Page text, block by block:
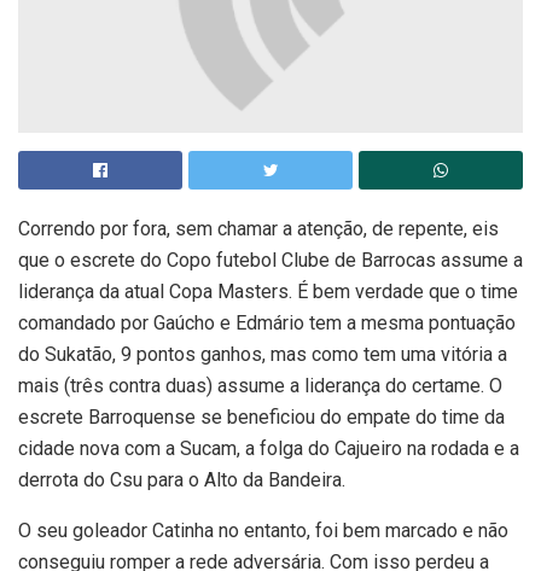
Correndo por fora, sem chamar a atenção, de repente, eis
que o escrete do Copo futebol Clube de Barrocas assume a
liderança da atual Copa Masters. É bem verdade que o time
comandado por Gaúcho e Edmário tem a mesma pontuação
do Sukatão, 9 pontos ganhos, mas como tem uma vitória a
mais (três contra duas) assume a liderança do certame. O
escrete Barroquense se beneficiou do empate do time da
cidade nova com a Sucam, a folga do Cajueiro na rodada e a
derrota do Csu para o Alto da Bandeira.
O seu goleador Catinha no entanto, foi bem marcado e não
conseguiu romper a rede adversária. Com isso perdeu a